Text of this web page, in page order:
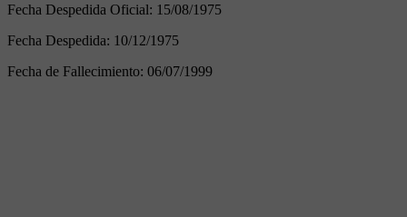
Fecha Despedida Oficial: 15/08/1975
Fecha Despedida: 10/12/1975
Fecha de Fallecimiento: 06/07/1999